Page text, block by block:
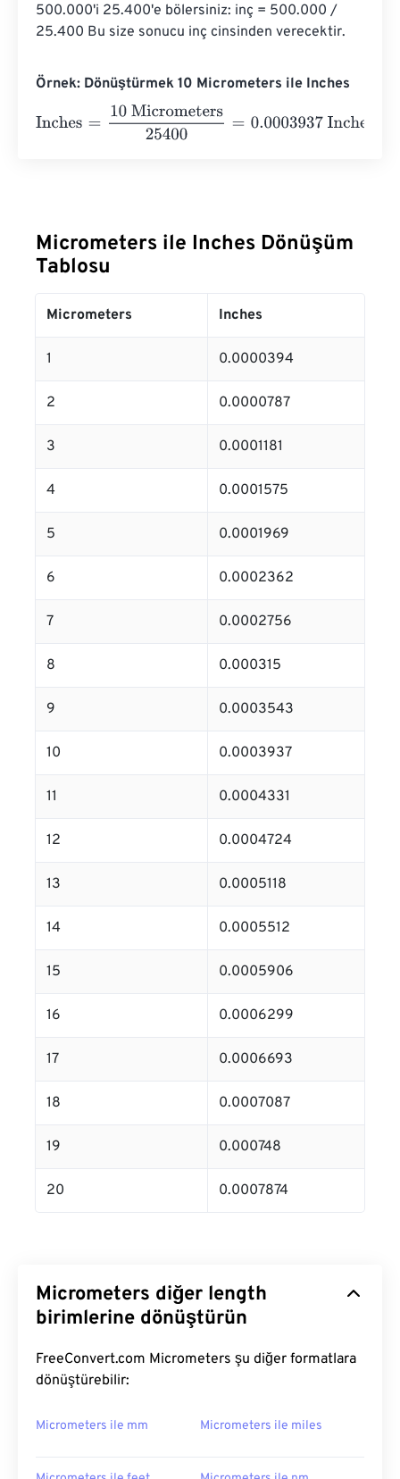
500.000'i 25.400'e bölersiniz: inç = 500.000 /
25.400 Bu size sonucu inç cinsinden verecektir.
Örnek: Dönüştürmek 10 Micrometers ile Inches
Inches
10 Micrometers25400 0.0003937 Inches
Micrometers ile Inches Dönüşüm
Tablosu
Micrometers Inches
1 0.0000394
2 0.0000787
3 0.0001181
4 0.0001575
5 0.0001969
6 0.0002362
7 0.0002756
8 0.000315
9 0.0003543
10 0.0003937
11 0.0004331
12 0.0004724
13 0.0005118
14 0.0005512
15 0.0005906
16 0.0006299
17 0.0006693
18 0.0007087
19 0.000748
20 0.0007874
Micrometers diğer length
birimlerine dönüştürün
FreeConvert.com Micrometers şu diğer formatlara
dönüştürebilir:
Micrometers ile mm Micrometers ile miles